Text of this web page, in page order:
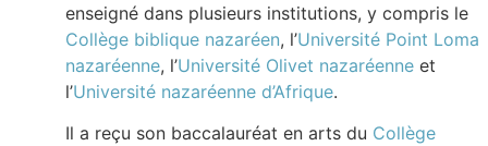
enseigné dans plusieurs institutions, y compris le
Collège biblique nazaréen, l’Université Point Loma
nazaréenne, l’Université Olivet nazaréenne et
l’Université nazaréenne d’Afrique.
Il a reçu son baccalauréat en arts du Collège